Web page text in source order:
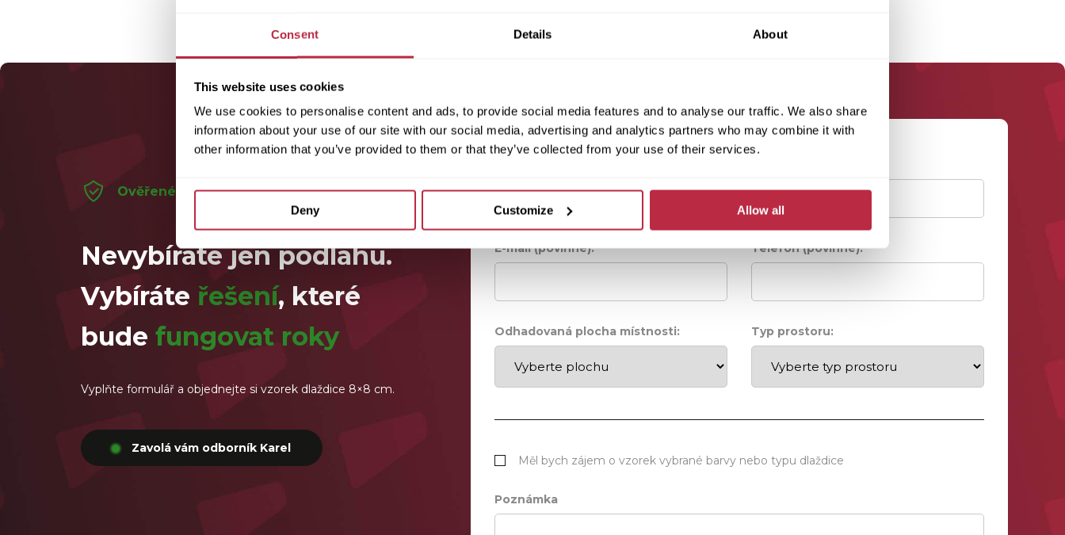
Consent Details About
This website uses cookies
We use cookies to personalise content and ads, to provide social media features and to analyse our traffic. We also share
information about your use of our site with our social media, advertising and analytics partners who may combine it with
other information that you’ve provided to them or that they’ve collected from your use of their services.
Deny Customize Allow all
Ověřené na stovkách realizací
Nevybírate jen podlahu.
Vybíráte řešení, které
bude fungovat roky
Vyplňte formulář a objednejte si vzorek dlaždice 8×8 cm.
Zavolá vám odborník Karel
E-mail (povinné): Telefon (povinné):
Odhadovaná plocha místnosti: Typ prostoru:
Měl bych zájem o vzorek vybrané barvy nebo typu dlaždice
Poznámka